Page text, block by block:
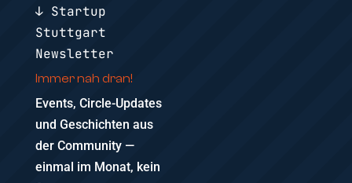
↓ Startup
Stuttgart
Newsletter
Immer nah dran!
Events, Circle-Updates
und Geschichten aus
der Community —
einmal im Monat, kein